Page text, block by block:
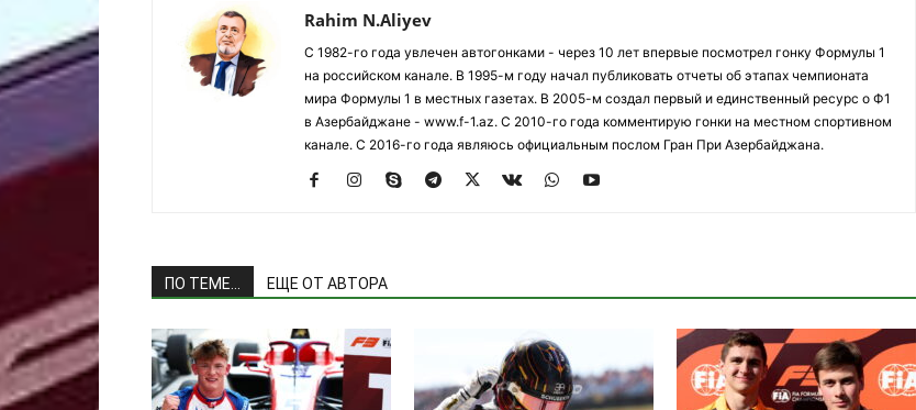
Rahim N.Aliyev
С 1982-го года увлечен автогонками - через 10 лет впервые посмотрел гонку Формулы 1
на российском канале. В 1995-м году начал публиковать отчеты об этапах чемпионата
мира Формулы 1 в местных газетах. В 2005-м создал первый и единственный ресурс о Ф1
в Азербайджане - www.f-1.az. С 2010-го года комментирую гонки на местном спортивном
канале. С 2016-го года являюсь официальным послом Гран При Азербайджана.
ПО ТЕМЕ... ЕЩЕ ОТ АВТОРА